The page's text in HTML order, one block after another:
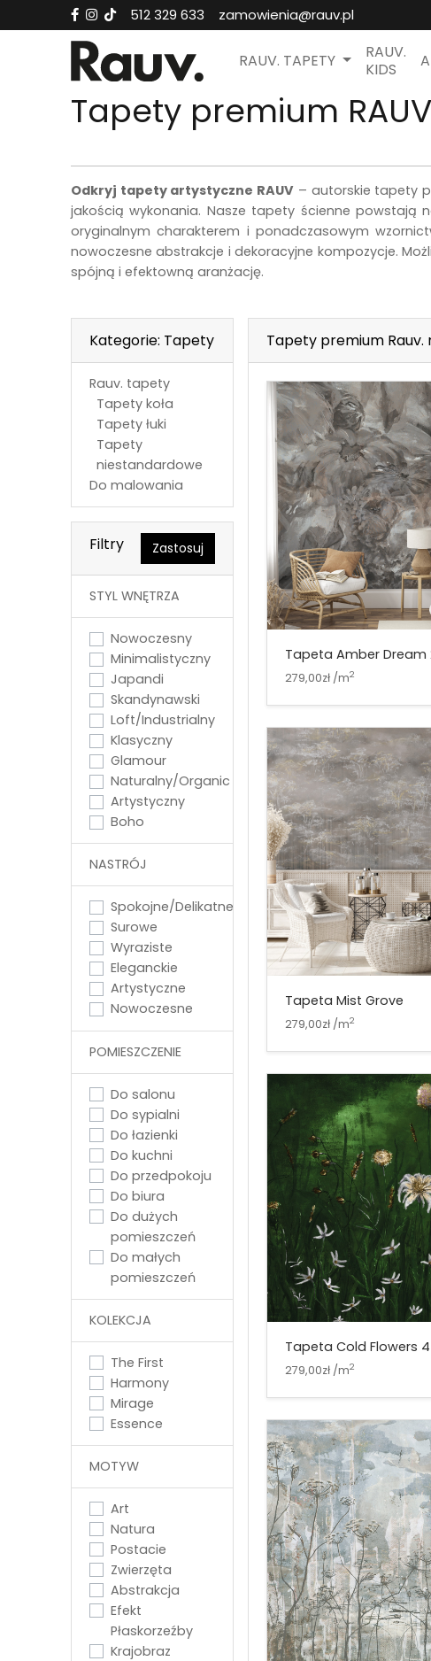
512 329 633 zamowienia@rauv.pl
RAUV. TAPETY
RAUV.
KIDS
Tapety premium
Odkryj tapety artystyczne RAUV – autorskie tapety
jakością wykonania. Nasze tapety ścienne powstają
oryginalnym charakterem i ponadczasowym
nowoczesne abstrakcje i dekoracyjne kompozycje.
spójną i efektowną aranżację.
Kategorie: Tapety
Rauv. tapety
Tapety koła
Tapety łuki
Tapety
niestandardowe
Do malowania
Filtry Zastosuj
STYL WNĘTRZA
Nowoczesny
Minimalistyczny
Japandi
Skandynawski
Loft/Industrialny
Klasyczny
Glamour
Naturalny/Organic
Artystyczny
Boho
NASTRÓJ
Spokojne/Delikatne
Surowe
Wyraziste
Eleganckie
Artystyczne
Nowoczesne
POMIESZCZENIE
Do salonu
Do sypialni
Do łazienki
Do kuchni
Do przedpokoju
Do biura
Do dużych
pomieszczeń
Do małych
pomieszczeń
KOLEKCJA
The First
Harmony
Mirage
Essence
MOTYW
Art
Natura
Postacie
Zwierzęta
Abstrakcja
Efekt
Płaskorzeźby
Krajobraz
Tapety premium Rauv.
Tapeta Amber Dream
279,00zł /m2
Tapeta Mist Grove
279,00zł /m2
Tapeta Cold Flowers 4
279,00zł /m2